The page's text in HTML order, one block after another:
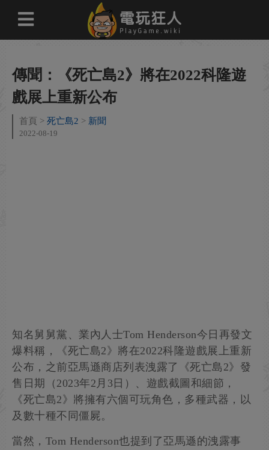
傳聞：《死亡島2》將在2022科隆遊
戲展上重新公布
首頁 死亡島2 新聞
2022-08-19
知名舅舅黨、業內人士Tom Henderson今日再發文
爆料稱，《死亡島2》將在2022科隆遊戲展上重新
公布，之前亞馬遜商店列表洩露了《死亡島2》發
售日期（2023年2月3日）、遊戲截圖和細節，
《死亡島2》將擁有六個可玩角色，多種武器，以
及數十種不同僵屍。
當然，Tom Henderson也提到了亞馬遜的洩露事